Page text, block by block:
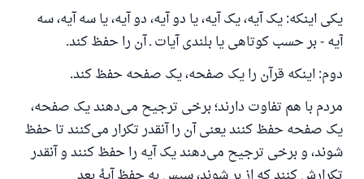
یکی اینکه: یک آیه، یک آیه، یا دو آیه، دو آیه، یا سه آیه، سه
آیه - بر حسب کوتاهی یا بلندی آیات ـ آن را حفظ کند.
دوم: اینکه قرآن را یک صفحه، یک صفحه حفظ کند.
مردم با هم تفاوت دارند؛ برخی ترجیح می‌دهند یک صفحه،
یک صفحه حفظ کنند یعنی آن را آنقدر تکرار می‌کنند تا حفظ
شوند، و برخی ترجیح می‌دهند یک آیه را حفظ کنند و آنقدر
پاسخ شمارهٔ ۱۱۰۸۴۵ یک زندگی زناشویی
را نجات داد.